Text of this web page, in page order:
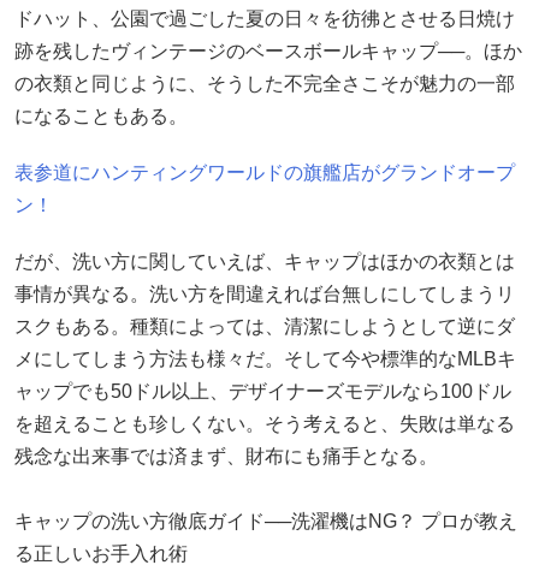
ドハット、公園で過ごした夏の日々を彷彿とさせる日焼け
跡を残したヴィンテージのベースボールキャップ──。ほか
の衣類と同じように、そうした不完全さこそが魅力の一部
になることもある。
表参道にハンティングワールドの旗艦店がグランドオープ
ン！
だが、洗い方に関していえば、キャップはほかの衣類とは
事情が異なる。洗い方を間違えれば台無しにしてしまうリ
スクもある。種類によっては、清潔にしようとして逆にダ
メにしてしまう方法も様々だ。そして今や標準的なMLBキ
ャップでも50ドル以上、デザイナーズモデルなら100ドル
を超えることも珍しくない。そう考えると、失敗は単なる
残念な出来事では済まず、財布にも痛手となる。
キャップの洗い方徹底ガイド──洗濯機はNG？ プロが教え
る正しいお手入れ術